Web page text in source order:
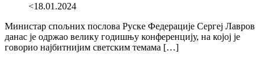
<18.01.2024
Министар спољних послова Руске Федерације Сергеј Лавров
данас је одржао велику годишњу конференцију, на којој је
говорио најбитнијим светским темама […]